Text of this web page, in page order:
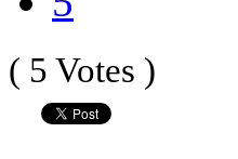
( 5 Votes )